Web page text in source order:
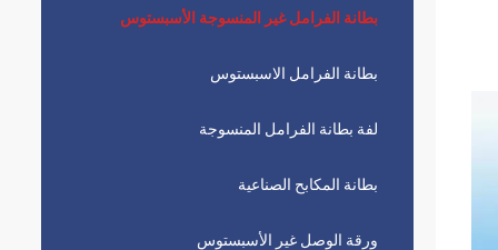
بطانة الفرامل غير المنسوجة الأسبستوس
بطانة الفرامل الاسبستوس
لفة بطانة الفرامل المنسوجة
بطانة المكابح الصناعية
ورقة الوصل غير الأسبستوس